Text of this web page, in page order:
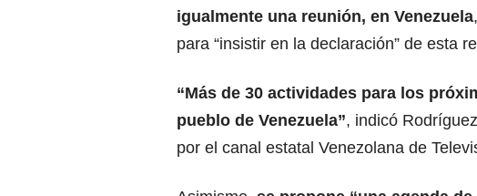
igualmente una reunión, en Venezuela
para “insistir en la declaración” de esta
“Más de 30 actividades para los
pueblo de Venezuela”, indicó
por el canal estatal Venezolana de